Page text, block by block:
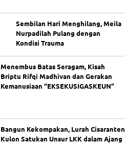
Sembilan Hari Menghilang, Meila
Nurpadilah Pulang dengan
Kondisi Trauma
Menembus Batas Seragam, Kisah
Briptu Rifqi Madhivan dan Gerakan
Kemanusiaan “EKSEKUSIGASKEUN”
Bangun Kekompakan, Lurah Cisaranten
Kulon Satukan Unsur LKK dalam Ajang